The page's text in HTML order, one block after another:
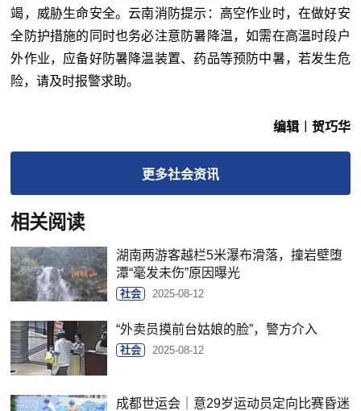
竭，威胁生命安全。云南消防提示：高空作业时，在做好安
全防护措施的同时也务必注意防暑降温，如需在高温时段户
外作业，应备好防暑降温装置、药品等预防中暑，若发生危
险，请及时报警求助。
编辑︱贺巧华
更多社会资讯
相关阅读
湖南两游客越栏5米瀑布滑落，撞岩壁堕
潭“毫发未伤”原因曝光
社会 2025-08-12
“外卖员摸前台姑娘的脸”，警方介入
社会 2025-08-12
成都世运会｜意29岁运动员定向比赛昏迷